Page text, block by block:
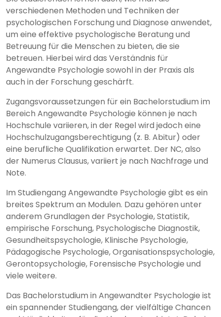
verschiedenen Methoden und Techniken der
psychologischen Forschung und Diagnose anwendet,
um eine effektive psychologische Beratung und
Betreuung für die Menschen zu bieten, die sie
betreuen. Hierbei wird das Verständnis für
Angewandte Psychologie sowohl in der Praxis als
auch in der Forschung geschärft.
Zugangsvoraussetzungen für ein Bachelorstudium im
Bereich Angewandte Psychologie können je nach
Hochschule variieren, in der Regel wird jedoch eine
Hochschulzugangsberechtigung (z. B. Abitur) oder
eine berufliche Qualifikation erwartet. Der NC, also
der Numerus Clausus, variiert je nach Nachfrage und
Note.
Im Studiengang Angewandte Psychologie gibt es ein
breites Spektrum an Modulen. Dazu gehören unter
anderem Grundlagen der Psychologie, Statistik,
empirische Forschung, Psychologische Diagnostik,
Gesundheitspsychologie, Klinische Psychologie,
Pädagogische Psychologie, Organisationspsychologie,
Gerontopsychologie, Forensische Psychologie und
viele weitere.
Das Bachelorstudium in Angewandter Psychologie ist
ein spannender Studiengang, der vielfältige Chancen